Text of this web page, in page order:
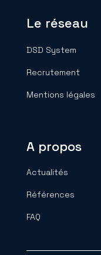
Le réseau
DSD System
Recrutement
Mentions légales
A propos
Actualités
Références
FAQ